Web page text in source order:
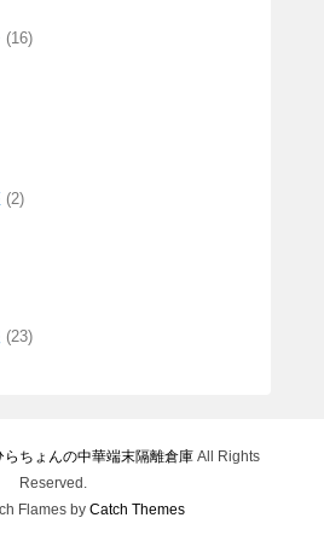
(16)
(2)
(23)
らちょんの中華端末隔離倉庫All Rights
Reserved.
Flames by Catch Themes